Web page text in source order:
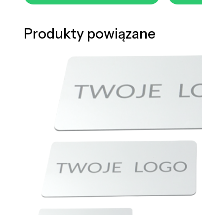
Produkty powiązane